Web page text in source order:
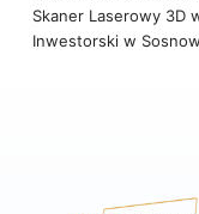
Skaner Laserowy 3D
Inwestorski w